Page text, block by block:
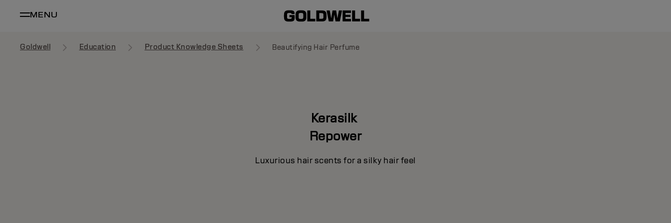
MENU
Goldwell Education Product Knowledge Sheets Beautifying Hair Perfume
Kerasilk
Repower
Luxurious hair scents for a silky hair feel